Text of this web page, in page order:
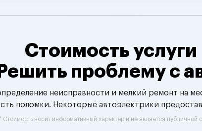
Стоимость услуги
Решить проблему с
неисправности и мелкий ремонт на
поломки. Некоторые автоэлектрики
Стоимость носит информативный характер и не является публичной